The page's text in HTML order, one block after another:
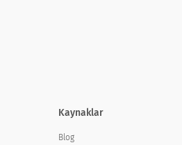
Kaynaklar
Blog